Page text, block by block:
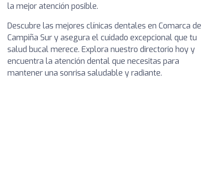
la mejor atención posible.
Descubre las mejores clínicas dentales en Comarca de
Campiña Sur y asegura el cuidado excepcional que tu
salud bucal merece. Explora nuestro directorio hoy y
encuentra la atención dental que necesitas para
mantener una sonrisa saludable y radiante.